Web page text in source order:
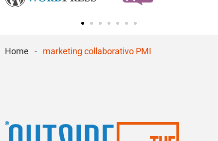
Home - marketing collaborativo PMI